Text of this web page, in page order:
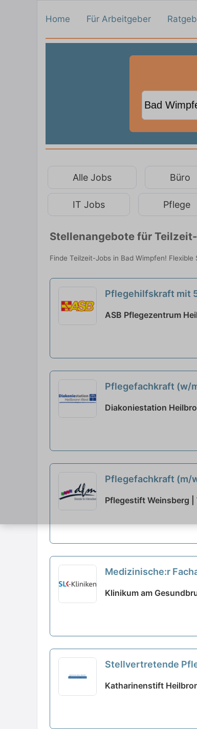
Home Für Arbeitgeber
Alle Jobs Büro
IT Jobs Pflege
Stellenangebote für
Finde Teilzeit-Jobs in Bad Wimpfen!
Pflegehilfskraft mit
ASB Pflegezentrum
Pflegefachkraft (w/
Diakoniestation
Pflegefachkraft (m/
Pflegestift Weinsberg |
Medizinische:r
Klinikum am
Stellvertretende
Katharinenstift